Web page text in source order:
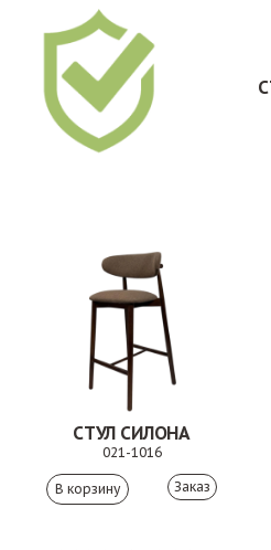
СТУЛ СИЛОНА
021-1016
Заказ